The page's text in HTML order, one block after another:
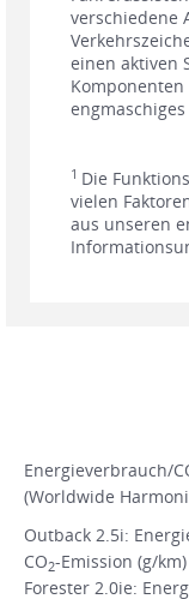
verschiedene
einen aktiven
1 Die
vielen
aus unseren
Energieverbrauch/
(Worldwide
Outback 2.5i:
CO2-Emission (g/
Forester 2.0ie: